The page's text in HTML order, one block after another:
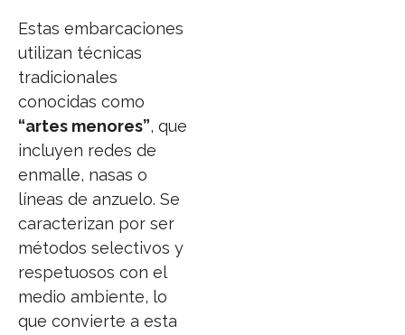
Estas embarcaciones
utilizan técnicas
tradicionales
conocidas como
“artes menores”, que
incluyen redes de
enmalle, nasas o
líneas de anzuelo. Se
caracterizan por ser
métodos selectivos y
respetuosos con el
medio ambiente, lo
que convierte a esta